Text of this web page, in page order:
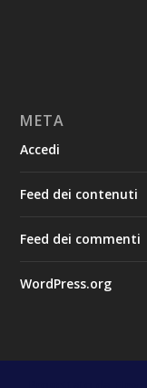
META
Accedi
Feed dei contenuti
Feed dei commenti
WordPress.org